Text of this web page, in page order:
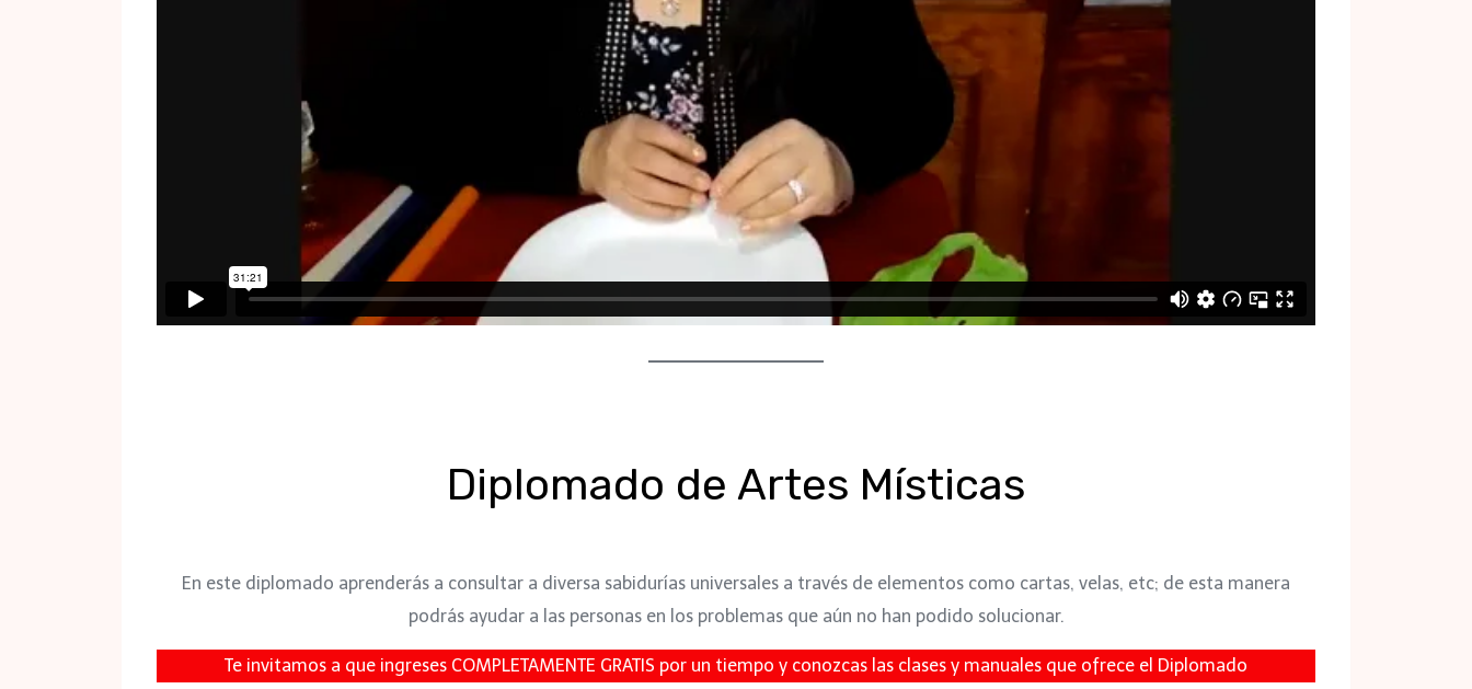
Diplomado de Artes Místicas
En este diplomado aprenderás a consultar a diversa sabidurías universales a través de elementos como cartas, velas, etc; de esta manera
podrás ayudar a las personas en los problemas que aún no han podido solucionar.
Te invitamos a que ingreses COMPLETAMENTE GRATIS por un tiempo y conozcas las clases y manuales que ofrece el Diplomado